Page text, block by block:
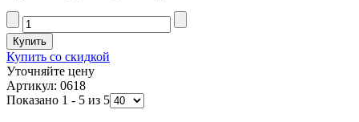
Купить со скидкой
Уточняйте цену
Артикул: 0618
Показано 1 - 5 из 5